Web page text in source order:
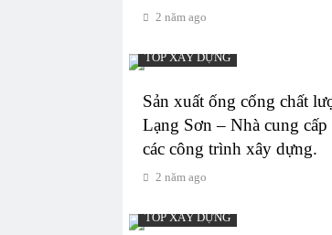
2 năm ago
TOP XÂY DỰNG
Sản xuất ống cống chất
Lạng Sơn – Nhà cung cấp
các công trình xây dựng.
2 năm ago
TOP XÂY DỰNG